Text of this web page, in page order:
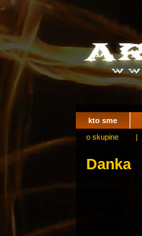
kto sme
o skupine
|
Danka